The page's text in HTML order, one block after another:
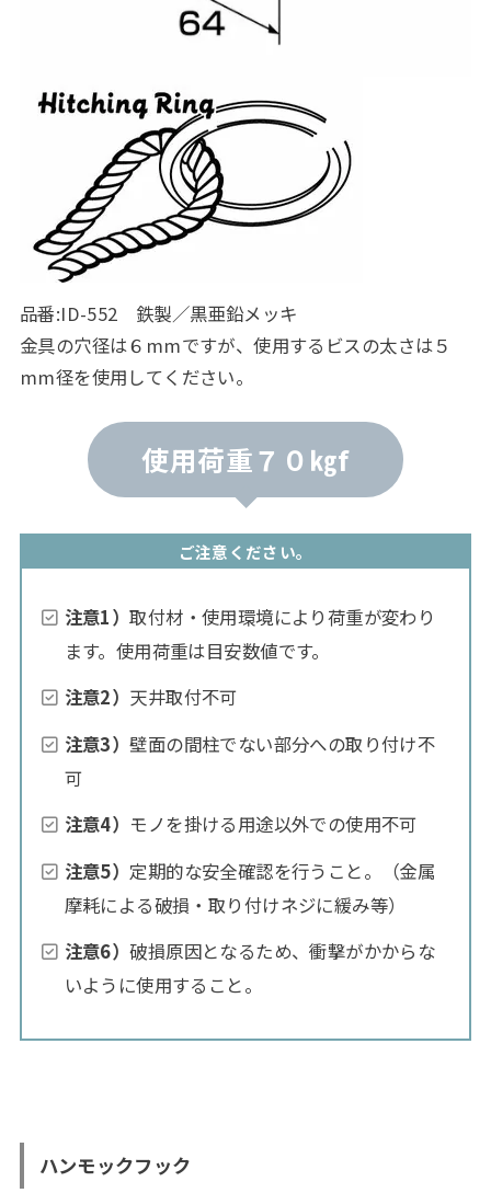
品番:ID-552 鉄製／黒亜鉛メッキ
金具の穴径は６mmですが、使用するビスの太さは５
mm径を使用してください。
使用荷重７０㎏f
ご注意ください。
注意1）取付材・使用環境により荷重が変わり
ます。使用荷重は目安数値です。
注意2） 天井取付不可
注意3）壁面の間柱でない部分への取り付け不
可
注意4） モノを掛ける用途以外での使用不可
注意5） 定期的な安全確認を行うこと。（金属
摩耗による破損・取り付けネジに緩み等）
注意6）破損原因となるため、衝撃がかからな
いように使用すること。
ハンモックフック